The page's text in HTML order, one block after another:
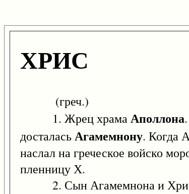
ХРИС
(греч.)
1. Жрец храмаАполлона
досталасьАгамемнону. Когда
наслал на греческое войско
пленницу Х.
2. Сын Агамемнона и